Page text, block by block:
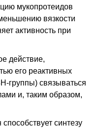
мукопротеидов
вязкости
активность при
действие,
его реактивных
группы) связываться
и, таким образом,
синтезу